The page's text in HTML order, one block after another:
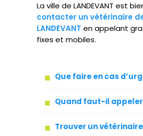
La ville de LANDEVANT est
contacter un vétérinaire
LANDEVANT en appelant
fixes et mobiles.
Que faire en cas
Quand faut-il
Trouver un vétérinaire